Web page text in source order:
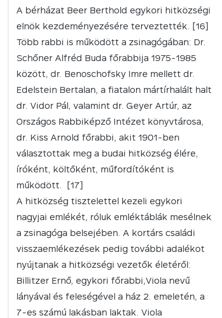
A bérházat Beer Berthold egykori hitközségi
elnök kezdeményezésére terveztették. [16]
Több rabbi is működött a zsinagógában: Dr.
Schőner Alfréd Buda főrabbija 1975-1985
között, dr. Benoschofsky Imre mellett dr.
Edelstein Bertalan, a fiatalon mártírhalált halt
dr. Vidor Pál, valamint dr. Geyer Artúr, az
Országos Rabbiképző Intézet könyvtárosa,
dr. Kiss Arnold főrabbi, akit 1901-ben
választottak meg a budai hitközség élére,
íróként, költőként, műfordítóként is
működött. [17]
A hitközség tisztelettel kezeli egykori
nagyjai emlékét, róluk emléktáblák mesélnek
a zsinagóga belsejében. A kortárs családi
visszaemlékezések pedig további adalékot
nyújtanak a hitközségi vezetők életéről:
Billitzer Ernő, egykori főrabbi,Viola nevű
lányával és feleségével a ház 2. emeletén, a
7-es számú lakásban laktak. Viola